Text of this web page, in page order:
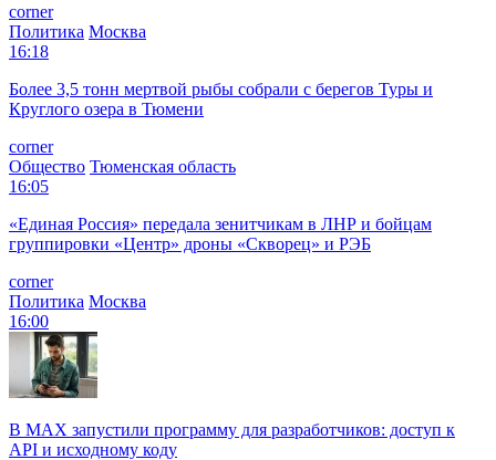
corner
Политика Москва
16:18
Более 3,5 тонн мертвой рыбы собрали с берегов Туры и
Круглого озера в Тюмени
corner
Общество Тюменская область
16:05
«Единая Россия» передала зенитчикам в ЛНР и бойцам
группировки «Центр» дроны «Скворец» и РЭБ
corner
Политика Москва
16:00
В MAX запустили программу для разработчиков: доступ к
API и исходному коду